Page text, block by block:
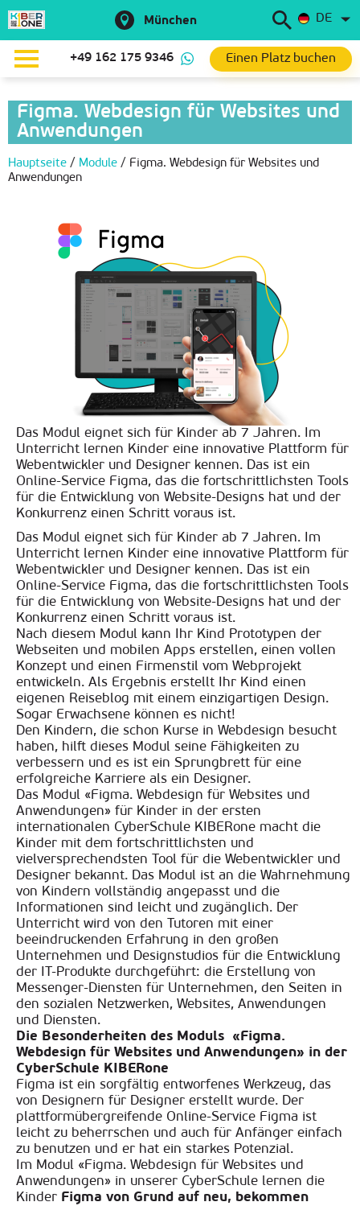
München DE
+49 162 175 9346 Einen Platz buchen
Figma. Webdesign für Websites und
Anwendungen
Hauptseite / Module / Figma. Webdesign für Websites und
Anwendungen
Das Modul eignet sich für Kinder ab 7 Jahren. Im
Unterricht lernen Kinder eine innovative Plattform für
Webentwickler und Designer kennen. Das ist ein
Online-Service Figma, das die fortschrittlichsten Tools
für die Entwicklung von Website-Designs hat und der
Konkurrenz einen Schritt voraus ist.
Das Modul eignet sich für Kinder ab 7 Jahren. Im
Unterricht lernen Kinder eine innovative Plattform für
Webentwickler und Designer kennen. Das ist ein
Online-Service Figma, das die fortschrittlichsten Tools
für die Entwicklung von Website-Designs hat und der
Konkurrenz einen Schritt voraus ist.
Nach diesem Modul kann Ihr Kind Prototypen der
Webseiten und mobilen Apps erstellen, einen vollen
Konzept und einen Firmenstil vom Webprojekt
entwickeln. Als Ergebnis erstellt Ihr Kind einen
eigenen Reiseblog mit einem einzigartigen Design.
Sogar Erwachsene können es nicht!
Den Kindern, die schon Kurse in Webdesign besucht
haben, hilft dieses Modul seine Fähigkeiten zu
verbessern und es ist ein Sprungbrett für eine
erfolgreiche Karriere als ein Designer.
Das Modul «Figma. Webdesign für Websites und
Anwendungen» für Kinder in der ersten
internationalen CyberSchule KIBERone macht die
Kinder mit dem fortschrittlichsten und
vielversprechendsten Tool für die Webentwickler und
Designer bekannt. Das Modul ist an die Wahrnehmung
von Kindern vollständig angepasst und die
Informationen sind leicht und zugänglich. Der
Unterricht wird von den Tutoren mit einer
beeindruckenden Erfahrung in den großen
Unternehmen und Designstudios für die Entwicklung
der IT-Produkte durchgeführt: die Erstellung von
Messenger-Diensten für Unternehmen, den Seiten in
den sozialen Netzwerken, Websites, Anwendungen
und Diensten.
Die Besonderheiten des Moduls «Figma.
Webdesign für Websites und Anwendungen» in der
CyberSchule KIBERone
Figma ist ein sorgfältig entworfenes Werkzeug, das
von Designern für Designer erstellt wurde. Der
plattformübergreifende Online-Service Figma ist
leicht zu beherrschen und auch für Anfänger einfach
zu benutzen und er hat ein starkes Potenzial.
Im Modul «Figma. Webdesign für Websites und
Anwendungen» in unserer CyberSchule lernen die
Kinder Figma von Grund auf neu, bekommen